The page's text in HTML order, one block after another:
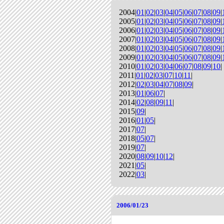
2004|01 |02|03|04|05|06|07|08|09|
2005|01 |02|03|04|05|06|07|08|09|
2006|01 |02|03|04|05|06|07|08|09|
2007|01 |02|03|04|05|06|07|08|09|
2008|01 |02|03|04|05|06|07|08|09|
2009|01 |02|03|04|05|06|07|08|09|
2010|01 |02|03|04|06|07|08|09|10|
2011|01 |02|03|07|10|11 |
2012|02|03|04|07|08|09|
2013|01 |06|07|
2014|02|08|09|11 |
2015|09|
2016|01 |05|
2017|07|
2018|05|07|
2019|07|
2020|08|09|10|12|
2021|05|
2022|03|
2006/01/23